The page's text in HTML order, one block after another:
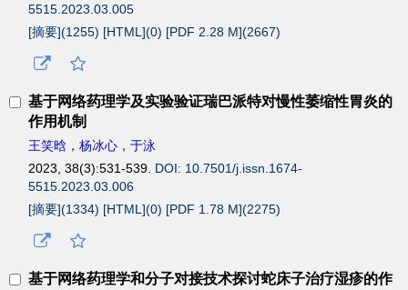
5515.2023.03.005
[摘要](1255) [HTML](0) [PDF 2.28 M](2667)
基于网络药理学及实验验证瑞巴派特对慢性萎缩性胃炎的
作用机制
王笑晗，杨冰心，于泳
2023, 38(3):531-539. DOI: 10.7501/j.issn.1674-
5515.2023.03.006
[摘要](1334) [HTML](0) [PDF 1.78 M](2275)
基于网络药理学和分子对接技术探讨蛇床子治疗湿疹的作